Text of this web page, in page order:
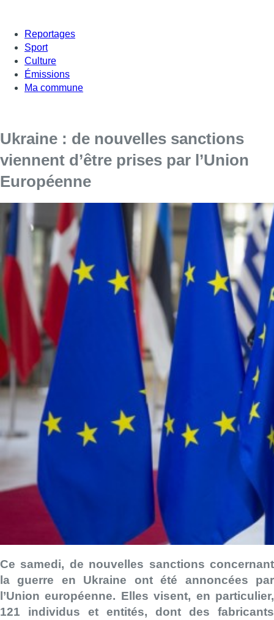
Reportages
Sport
Culture
Émissions
Ma commune
Ukraine : de nouvelles sanctions
viennent d’être prises par l’Union
Européenne
Ce samedi, de nouvelles sanctions concernant
la guerre en Ukraine ont été annoncées par
l’Union européenne. Elles visent, en particulier,
121 individus et entités, dont des fabricants